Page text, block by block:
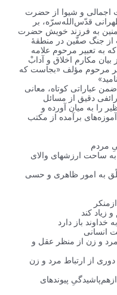
و شیوا از حضرت
قدّس‌الله‌سرّه، بر
به فرزند خویش حضرت
از جنگ صفّین در منطقۀ
به تعبیر مرحوم علامه
مکارم اخلاق و آدابْ
مرحوم مؤلف «بجاست که
عباراتی کوتاه، معانی
دقیق از مسائل
را به میان آورده و
برآمده از مکتب
مردم
ساحت ارزشهای والای
به امور ظاهری و حسی
زیاد کند
خداوند باز دارد
انسانی
و زن از منظر عقل و
دوری از ارتباط مرد و زن
پیوندهای